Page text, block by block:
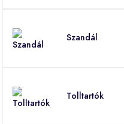
Szandál
Tolltartók